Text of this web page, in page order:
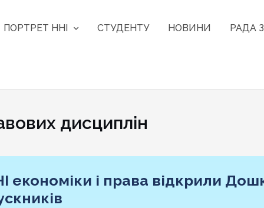
ПОРТРЕТ ННІ СТУДЕНТУ НОВИНИ РАДА
дисциплін
економіки і права відкрили